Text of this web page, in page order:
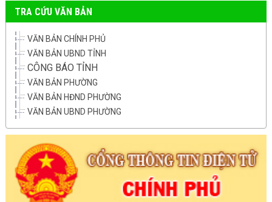
TRA CỨU VĂN BẢN
VĂN BẢN CHÍNH PHỦ
VĂN BẢN UBND TỈNH
CÔNG BÁO TỈNH
VĂN BẢN PHƯỜNG
VĂN BẢN HĐND PHƯỜNG
VĂN BẢN UBND PHƯỜNG